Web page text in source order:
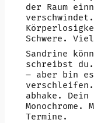
der Raum
Schwere.
Sandrine
schreibst
– aber bin es
verschleifen.
abhake.
Monochrome.
Termine.